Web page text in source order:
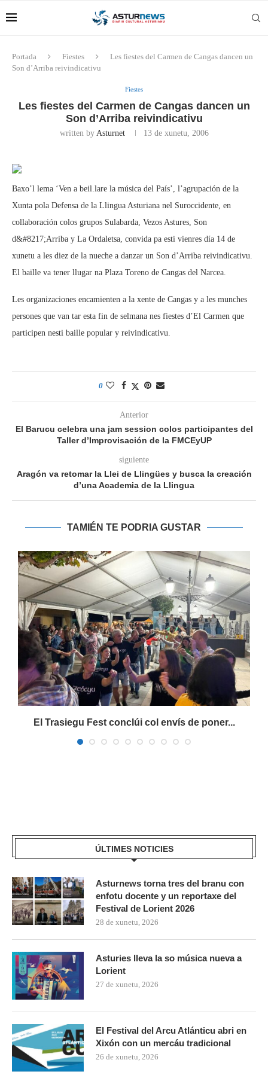
Portada Fiestes
Les fiestes del Carmen de Cangas dancen un
Son d’Arriba reivindicativu
Fiestes
Les fiestes del Carmen de Cangas dancen un
Son d’Arriba reivindicativu
written by Asturnet 13 de xunetu, 2006
Baxo’l lema ‘Ven a beil.lare la música del País’, l’agrupación de la
Xunta pola Defensa de la Llingua Asturiana nel Suroccidente, en
collaboración colos grupos Sulabarda, Vezos Astures, Son
d&#8217;Arriba y La Ordaletsa, convida pa esti vienres día 14 de
xunetu a les diez de la nueche a danzar un Son d’Arriba reivindicativu.
El baille va tener llugar na Plaza Toreno de Cangas del Narcea.
Les organizaciones encamienten a la xente de Cangas y a les munches
persones que van tar esta fin de selmana nes fiestes d’El Carmen que
participen nesti baille popular y reivindicativu.
0
Anterior
El Barucu celebra una jam session colos participantes del
Taller d’Improvisación de la FMCEyUP
siguiente
Aragón va retomar la Llei de Llingües y busca la creación
d’una Academia de la Llingua
TAMIÉN TE PODRIA GUSTAR
El Trasiegu Fest conclúi col envís de poner...
ÚLTIMES NOTICIES
Asturnews torna tres del branu con
enfotu docente y un reportaxe del
Festival de Lorient 2026
28 de xunetu, 2026
Asturies lleva la so música nueva a
Lorient
27 de xunetu, 2026
El Festival del Arcu Atlánticu abri en
Xixón con un mercáu tradicional
26 de xunetu, 2026